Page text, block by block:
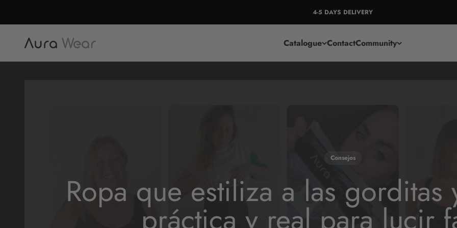
4-5 DAYS DELIVERY
Catalogue ContactCommunity
Aura Wear
Consejos
Ropa que estiliza a las gorditas
práctica y real para lucir